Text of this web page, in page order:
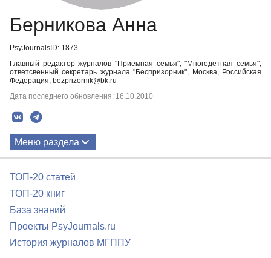
Берникова Анна
PsyJournalsID: 1873
Главный редактор журналов "Приемная семья", "Многодетная семья",
ответсвенный секретарь журнала "Беспризорник", Москва, Российская
Федерация, bezprizornik@bk.ru
Дата последнего обновления: 16.10.2010
Меню раздела
ТОП-20 статей
ТОП-20 книг
База знаний
Проекты PsyJournals.ru
История журналов МГППУ